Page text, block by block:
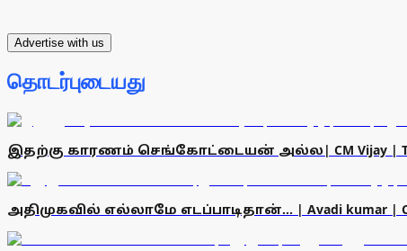
Advertise with us
தொடர்புடையது
இதற்கு காரணம் செங்கோட்டையன் அல்ல| CM Vijay | TVK |
அதிமுகவில் எல்லாமே எடப்பாடிதான்... | Avadi kumar | CM